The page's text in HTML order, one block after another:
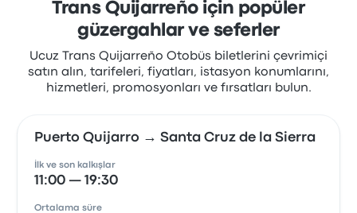
Trans Quijarreño için popüler
güzergahlar ve seferler
Ucuz Trans Quijarreño Otobüs biletlerini çevrimiçi
satın alın, tarifeleri, fiyatları, istasyon konumlarını,
hizmetleri, promosyonları ve fırsatları bulun.
Puerto Quijarro → Santa Cruz de la Sierra
İlk ve son kalkışlar
11:00 — 19:30
Ortalama süre